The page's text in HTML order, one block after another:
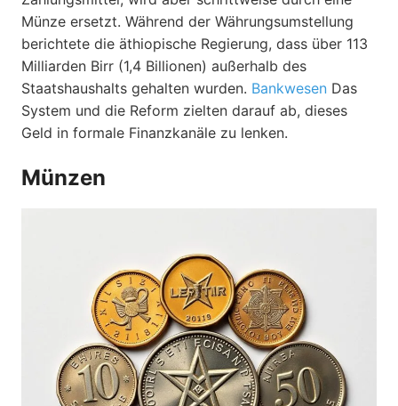
Münze ersetzt. Während der Währungsumstellung
berichtete die äthiopische Regierung, dass über 113
Milliarden Birr (1,4 Billionen) außerhalb des
Staatshaushalts gehalten wurden. Bankwesen Das
System und die Reform zielten darauf ab, dieses
Geld in formale Finanzkanäle zu lenken.
Münzen